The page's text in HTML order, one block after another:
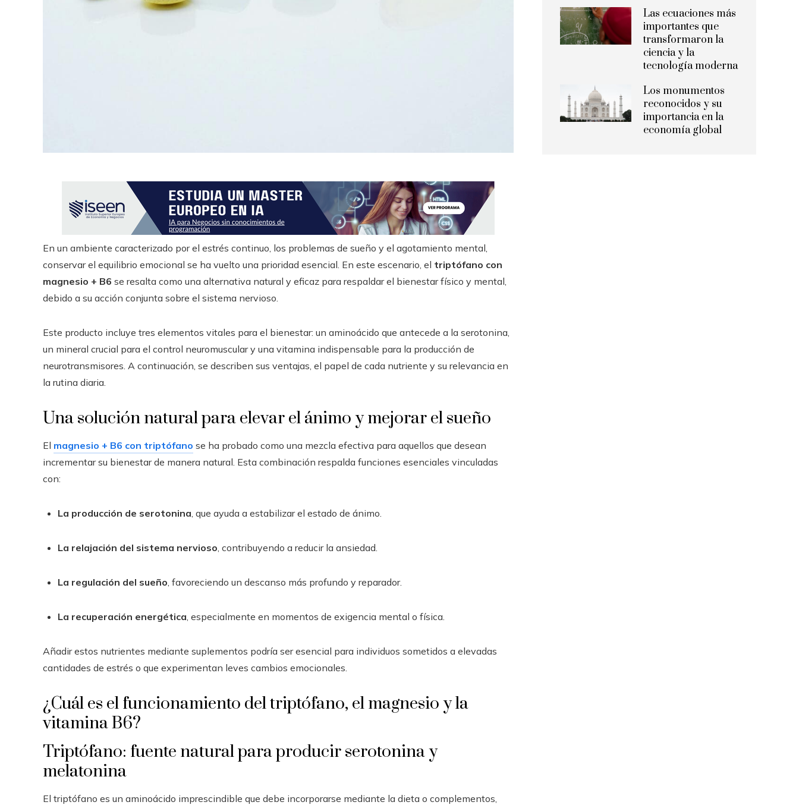
En un ambiente caracterizado por el estrés continuo, los problemas de sueño y el agotamiento mental,
conservar el equilibrio emocional se ha vuelto una prioridad esencial. En este escenario, el triptófano con
magnesio + B6 se resalta como una alternativa natural y eficaz para respaldar el bienestar físico y mental,
debido a su acción conjunta sobre el sistema nervioso.
Este producto incluye tres elementos vitales para el bienestar: un aminoácido que antecede a la serotonina,
un mineral crucial para el control neuromuscular y una vitamina indispensable para la producción de
neurotransmisores. A continuación, se describen sus ventajas, el papel de cada nutriente y su relevancia en
la rutina diaria.
Una solución natural para elevar el ánimo y mejorar el sueño
El magnesio + B6 con triptófano se ha probado como una mezcla efectiva para aquellos que desean
incrementar su bienestar de manera natural. Esta combinación respalda funciones esenciales vinculadas
con:
La producción de serotonina, que ayuda a estabilizar el estado de ánimo.
La relajación del sistema nervioso, contribuyendo a reducir la ansiedad.
La regulación del sueño, favoreciendo un descanso más profundo y reparador.
La recuperación energética, especialmente en momentos de exigencia mental o física.
Añadir estos nutrientes mediante suplementos podría ser esencial para individuos sometidos a elevadas
cantidades de estrés o que experimentan leves cambios emocionales.
¿Cuál es el funcionamiento del triptófano, el magnesio y la
vitamina B6?
Triptófano: fuente natural para producir serotonina y
melatonina
El triptófano es un aminoácido imprescindible que debe incorporarse mediante la dieta o complementos,
Las ecuaciones más
importantes que
transformaron la
ciencia y la
tecnología moderna
Los monumentos
reconocidos y su
importancia en la
economía global